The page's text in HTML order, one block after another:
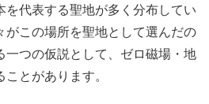
代表する聖地が多く分布してい
がこの場所を聖地として選んだの
一つの仮説として、ゼロ磁場・地
とがあります。